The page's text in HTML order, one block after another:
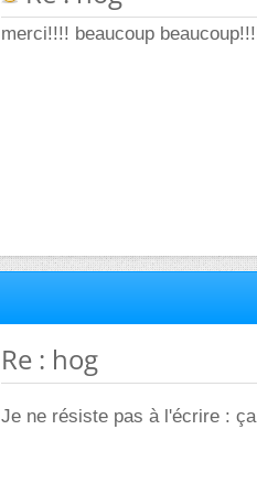
merci!!!! beaucoup
Re : hog
Je ne résiste pas à l'écrire :